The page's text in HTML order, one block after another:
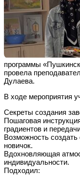
программы
провела
Дулаева.
В ходе мероприятия
Секреты создания
Пошаговая
градиентов и
Возможность
новичок.
Вдохновляющая
индивидуальности.
Подходил: